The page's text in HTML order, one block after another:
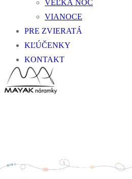
VEĽKÁ NOC
VIANOCE
PRE ZVIERATÁ
KĽÚČENKY
KONTAKT